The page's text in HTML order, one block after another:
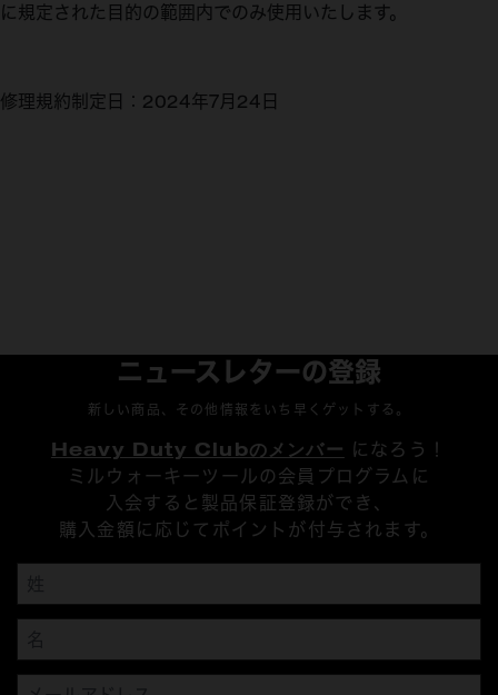
に規定された目的の範囲内でのみ使用いたします。
修理規約制定日：2024年7月24日
ニュースレターの登録
新しい商品、その他情報をいち早くゲットする。
Heavy Duty Clubのメンバー になろう！
ミルウォーキーツールの会員プログラムに
入会すると製品保証登録ができ、
購入金額に応じてポイントが付与されます。